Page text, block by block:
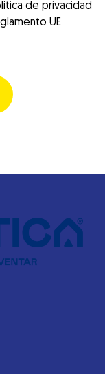
de privacidad
UE